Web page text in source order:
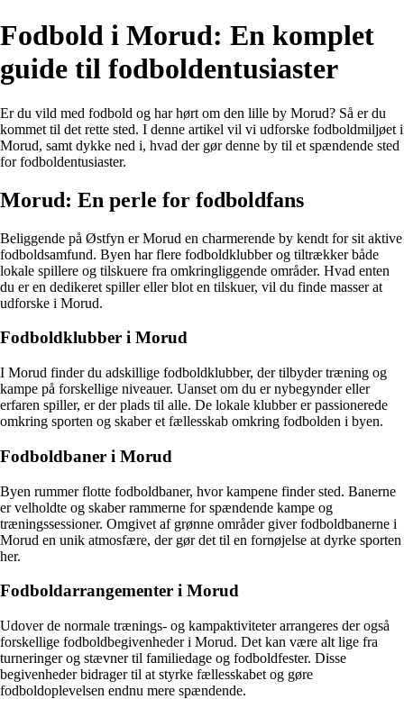
Fodbold i Morud: En komplet
guide til fodboldentusiaster
Er du vild med fodbold og har hørt om den lille by Morud? Så er du
kommet til det rette sted. I denne artikel vil vi udforske fodboldmiljøet i
Morud, samt dykke ned i, hvad der gør denne by til et spændende sted
for fodboldentusiaster.
Morud: En perle for fodboldfans
Beliggende på Østfyn er Morud en charmerende by kendt for sit aktive
fodboldsamfund. Byen har flere fodboldklubber og tiltrækker både
lokale spillere og tilskuere fra omkringliggende områder. Hvad enten
du er en dedikeret spiller eller blot en tilskuer, vil du finde masser at
udforske i Morud.
Fodboldklubber i Morud
I Morud finder du adskillige fodboldklubber, der tilbyder træning og
kampe på forskellige niveauer. Uanset om du er nybegynder eller
erfaren spiller, er der plads til alle. De lokale klubber er passionerede
omkring sporten og skaber et fællesskab omkring fodbolden i byen.
Fodboldbaner i Morud
Byen rummer flotte fodboldbaner, hvor kampene finder sted. Banerne
er velholdte og skaber rammerne for spændende kampe og
træningssessioner. Omgivet af grønne områder giver fodboldbanerne i
Morud en unik atmosfære, der gør det til en fornøjelse at dyrke sporten
her.
Fodboldarrangementer i Morud
Udover de normale trænings- og kampaktiviteter arrangeres der også
forskellige fodboldbegivenheder i Morud. Det kan være alt lige fra
turneringer og stævner til familiedage og fodboldfester. Disse
begivenheder bidrager til at styrke fællesskabet og gøre
fodboldoplevelsen endnu mere spændende.